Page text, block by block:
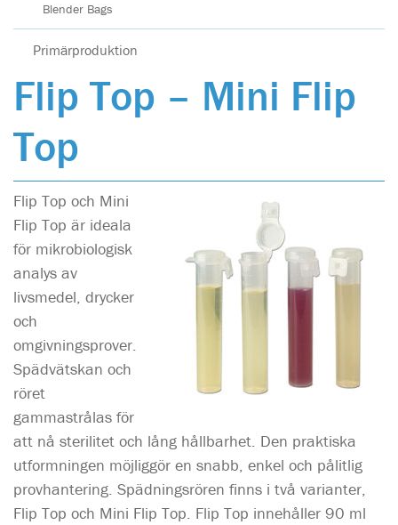
Blender Bags
Primärproduktion
Flip Top – Mini Flip
Top
Flip Top och Mini
Flip Top är ideala
för mikrobiologisk
analys av
livsmedel, drycker
och
omgivningsprover.
Spädvätskan och
röret
gammastrålas för
att nå sterilitet och lång hållbarhet. Den praktiska
utformningen möjliggör en snabb, enkel och pålitlig
provhantering. Spädningsrören finns i två varianter,
Flip Top och Mini Flip Top. Flip Top innehåller 90 ml